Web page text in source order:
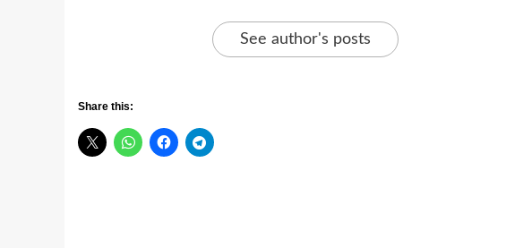
See author's posts
Share this: